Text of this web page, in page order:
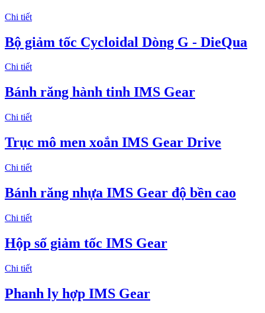
Chi tiết
Bộ giảm tốc Cycloidal Dòng G - DieQua
Chi tiết
Bánh răng hành tinh IMS Gear
Chi tiết
Trục mô men xoắn IMS Gear Drive
Chi tiết
Bánh răng nhựa IMS Gear độ bền cao
Chi tiết
Hộp số giảm tốc IMS Gear
Chi tiết
Phanh ly hợp IMS Gear